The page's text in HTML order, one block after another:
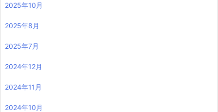
2025年10月
2025年8月
2025年7月
2024年12月
2024年11月
2024年10月